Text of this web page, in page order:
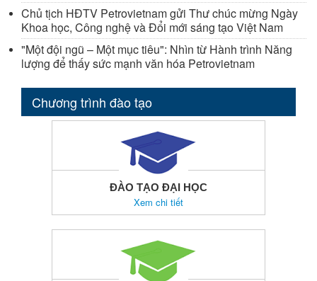
Chủ tịch HĐTV Petrovietnam gửi Thư chúc mừng Ngày
Khoa học, Công nghệ và Đổi mới sáng tạo Việt Nam
"Một đội ngũ – Một mục tiêu": Nhìn từ Hành trình Năng
lượng để thấy sức mạnh văn hóa Petrovietnam
Chương trình đào tạo
ĐÀO TẠO ĐẠI HỌC
Xem chi tiết